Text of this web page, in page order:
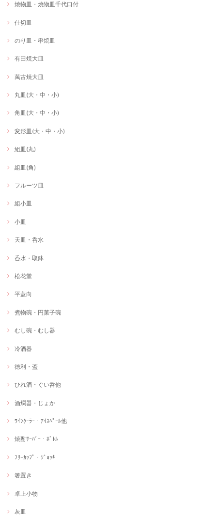
焼物皿・焼物皿千代口付
仕切皿
のり皿・串焼皿
有田焼大皿
萬古焼大皿
丸皿(大・中・小)
角皿(大・中・小)
変形皿(大・中・小)
組皿(丸)
組皿(角)
フルーツ皿
組小皿
小皿
天皿・呑水
呑水・取鉢
松花堂
平蓋向
煮物碗・円菓子碗
むし碗・むし器
冷酒器
徳利・盃
ひれ酒・ぐい呑他
酒燗器・じょか
ﾜｲﾝｸｰﾗｰ・ｱｲｽﾍﾟｰﾙ他
焼酎ｻｰﾊﾞｰ・ﾎﾞﾄﾙ
ﾌﾘｰｶｯﾌﾟ・ｼﾞｮｯｷ
箸置き
卓上小物
灰皿